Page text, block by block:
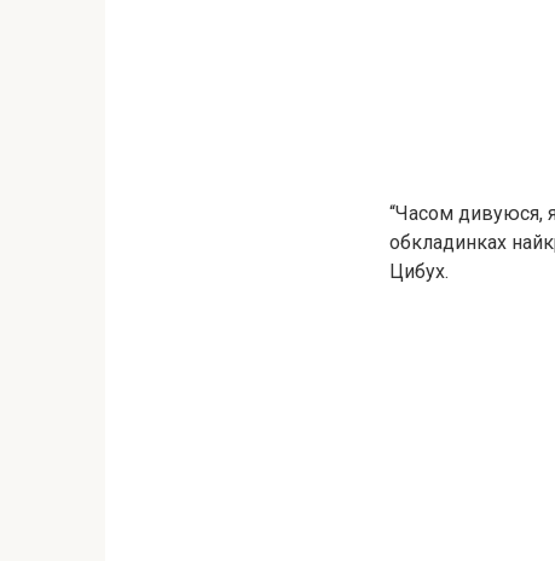
“Часом дивуюся,
обкладинках
Цибух.